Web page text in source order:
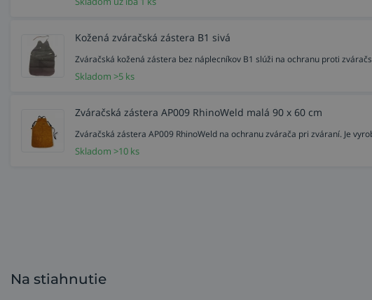
Kožená zváračská zástera B1 sivá
Zváračská kožená zástera bez náplecníkov B1 slúži na ochranu proti
Skladom >5 ks
Zváračská zástera AP009 RhinoWeld malá 90 x 60 cm
Zváračská zástera AP009 RhinoWeld na ochranu zvárača pri zváraní. Je
Skladom >10 ks
Na stiahnutie